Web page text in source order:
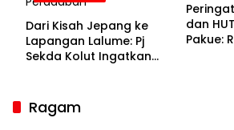
Dari Kisah Jepang ke
Lapangan Lalume: Pj
Sekda Kolut Ingatkan
dan
Pakue:
Ragam
Sekda Kolaka Utara Hadiri RUPSLB